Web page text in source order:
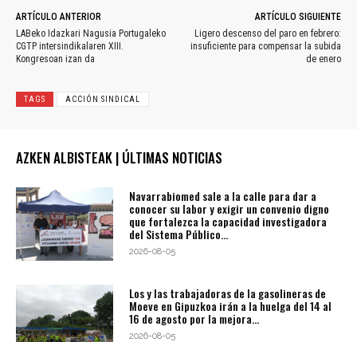
ARTÍCULO ANTERIOR
LABeko Idazkari Nagusia Portugaleko
CGTP intersindikalaren XIII.
Kongresoan izan da
ARTÍCULO SIGUIENTE
Ligero descenso del paro en febrero:
insuficiente para compensar la subida
de enero
TAGS ACCIÓN SINDICAL
AZKEN ALBISTEAK | ÚLTIMAS NOTICIAS
Navarrabiomed sale a la calle para dar a
conocer su labor y exigir un convenio digno
que fortalezca la capacidad investigadora
del Sistema Público...
2026-08-05
Los y las trabajadoras de la gasolineras de
Moeve en Gipuzkoa irán a la huelga del 14 al
16 de agosto por la mejora...
2026-08-05